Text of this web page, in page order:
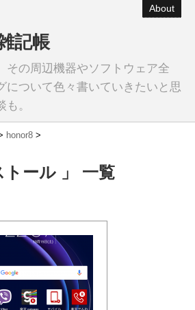
About
記帳
その周辺機器やソフトウェア全
について色々書いていきたいと思
。
honor8 >
トール 」 一覧